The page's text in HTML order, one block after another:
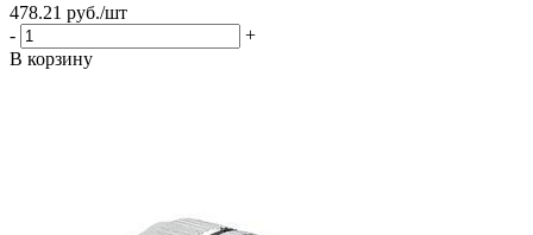
478.21 руб./шт
-
+
В корзину